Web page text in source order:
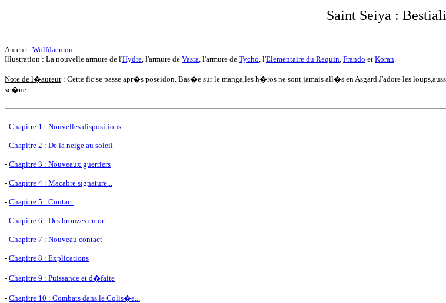
Saint Seiya :
Auteur : Wolfdaemon.
Illustration : La nouvelle armure de l'Hydre, l'armure de Vasra, l'armure de Tycho, l'Elementaire du Requin, Frando et Koran.
Note de l�auteur: Cette fic se passe apr�s poseidon. Bas�e sur le manga,les h�ros ne sont jamais all�s en Asgard.J'adore les
sc�ne.
- Chapitre 1 : Nouvelles dispositions
- Chapitre 2 : De la neige au soleil
- Chapitre 3 : Nouveaux guerriers
- Chapitre 4 : Macabre signature...
- Chapitre 5 : Contact
- Chapitre 6 : Des bronzes en or...
- Chapitre 7 : Nouveau contact
- Chapitre 8 : Explications
- Chapitre 9 : Puissance et d�faite
- Chapitre 10 : Combats dans le Colis�e...